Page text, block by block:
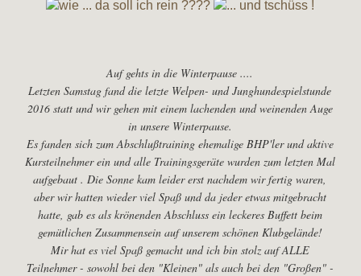
Auf gehts in die Winterpause ....
Letzten Samstag fand die letzte Welpen- und Junghundespielstunde
2016 statt und wir gehen mit einem lachenden und weinenden Auge
in unsere Winterpause.
Es fanden sich zum Abschlußtraining ehemalige BHP'ler und aktive
Kursteilnehmer ein und alle Trainingsgeräte wurden zum letzten Mal
aufgebaut . Die Sonne kam leider erst nachdem wir fertig waren,
aber wir hatten wieder viel Spaß und da jeder etwas mitgebracht
hatte, gab es als krönenden Abschluss ein leckeres Buffett beim
gemütlichen Zusammensein auf unserem schönen Klubgelände!
Mir hat es viel Spaß gemacht und ich bin stolz auf ALLE
Teilnehmer - sowohl bei den "Kleinen" als auch bei den "Großen" -